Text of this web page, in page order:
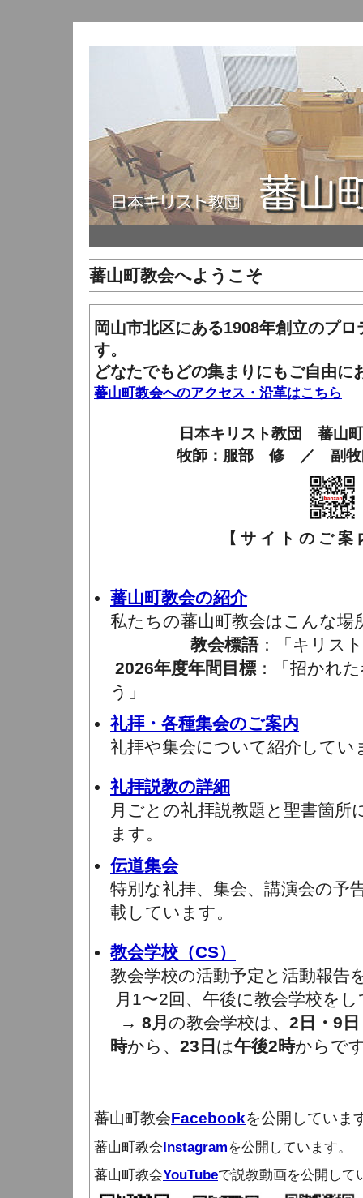
蕃山町教会へようこそ
岡山市北区にある1908年創立のプ
す。
どなたでもどの集まりにもご自由に
蕃山町教会へのアクセス・沿革はこちら
日本キリスト教団 蕃山
牧師：服部 修 ／ 副牧
【 サ イ ト の ご 案 内
蕃山町教会の紹介
私たちの蕃山町教会はこんな場
教会標語：「キリス
2026年度年間目標 ：「招かれ
う」
礼拝・各種集会のご案内
礼拝や集会について紹介してい
礼拝説教の詳細
月ごとの礼拝説教題と聖書箇所
ます。
伝道集会
特別な礼拝、集会、講演会の予
載しています。
教会学校（CS）
教会学校の活動予定と活動報告
月1〜2回、午後に教会学校を
→ 8月 の教会学校は、 2日・9
時から、 23日 は午後2時からで
蕃山町教会Facebookを公開していま
蕃山町教会Instagramを公開しています。
蕃山町教会YouTubeで説教動画を公開して